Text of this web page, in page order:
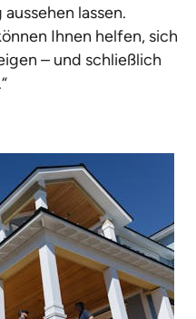
lassen.
Ihnen helfen, sich
– und schließlich